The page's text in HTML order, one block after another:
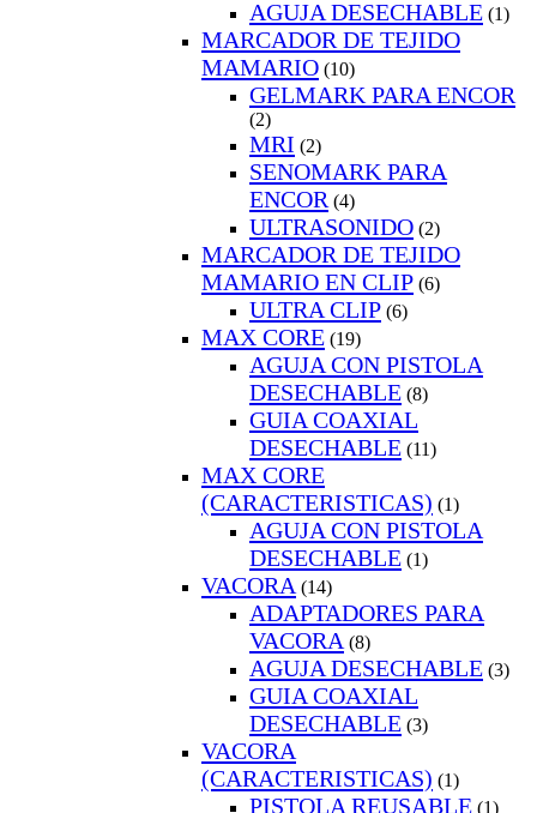
AGUJA DESECHABLE (1)
MARCADOR DE TEJIDO
MAMARIO (10)
GELMARK PARA ENCOR
(2)
MRI (2)
SENOMARK PARA
ENCOR (4)
ULTRASONIDO (2)
MARCADOR DE TEJIDO
MAMARIO EN CLIP (6)
ULTRA CLIP (6)
MAX CORE (19)
AGUJA CON PISTOLA
DESECHABLE (8)
GUIA COAXIAL
DESECHABLE (11)
MAX CORE
(CARACTERISTICAS) (1)
AGUJA CON PISTOLA
DESECHABLE (1)
VACORA (14)
ADAPTADORES PARA
VACORA (8)
AGUJA DESECHABLE (3)
GUIA COAXIAL
DESECHABLE (3)
VACORA
(CARACTERISTICAS) (1)
PISTOLA REUSABLE (1)